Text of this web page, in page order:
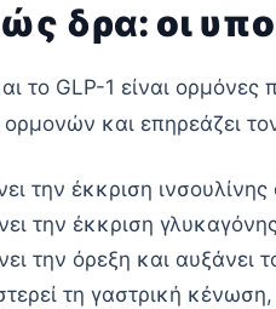
δρα: οι
το GLP-1 είναι ορμόνες
και επηρεάζει
την έκκριση
την έκκριση
την όρεξη και αυξάνει
τη γαστρική